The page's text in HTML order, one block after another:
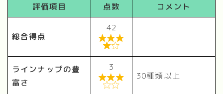
評価項目 点数 コメント
総合得点
42


ラインナップの豊
富さ
3


30種類以上